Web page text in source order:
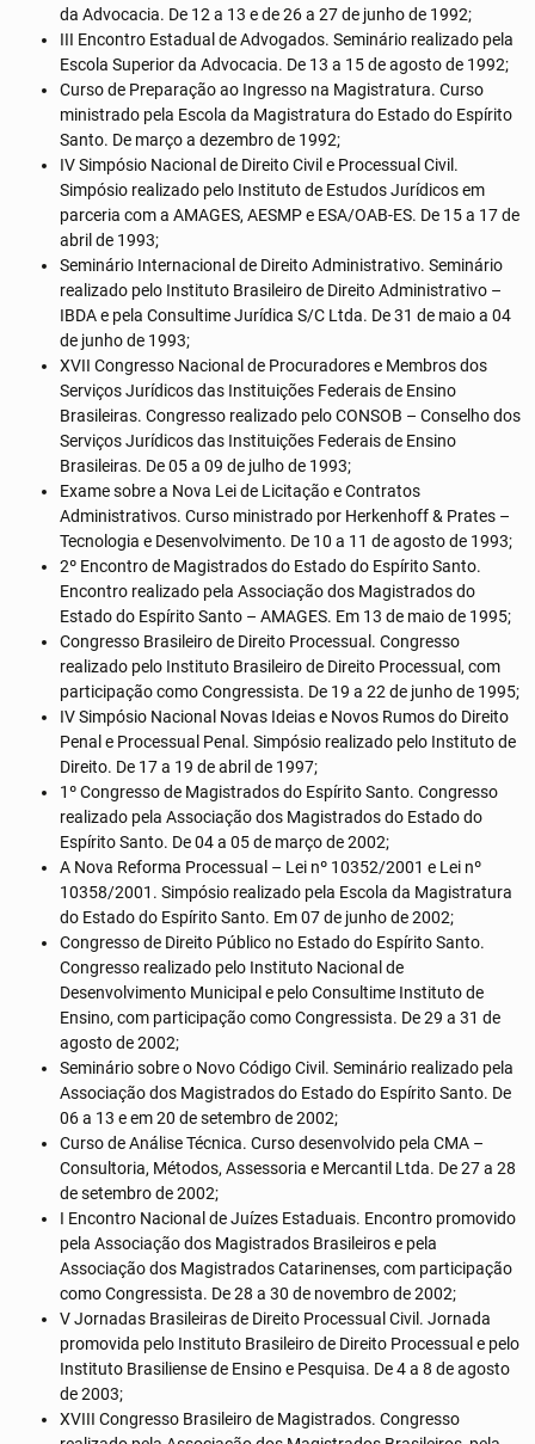
da Advocacia. De 12 a 13 e de 26 a 27 de junho de 1992;
III Encontro Estadual de Advogados. Seminário realizado pela
Escola Superior da Advocacia. De 13 a 15 de agosto de 1992;
Curso de Preparação ao Ingresso na Magistratura. Curso
ministrado pela Escola da Magistratura do Estado do Espírito
Santo. De março a dezembro de 1992;
IV Simpósio Nacional de Direito Civil e Processual Civil.
Simpósio realizado pelo Instituto de Estudos Jurídicos em
parceria com a AMAGES, AESMP e ESA/OAB-ES. De 15 a 17 de
abril de 1993;
Seminário Internacional de Direito Administrativo. Seminário
realizado pelo Instituto Brasileiro de Direito Administrativo –
IBDA e pela Consultime Jurídica S/C Ltda. De 31 de maio a 04
de junho de 1993;
XVII Congresso Nacional de Procuradores e Membros dos
Serviços Jurídicos das Instituições Federais de Ensino
Brasileiras. Congresso realizado pelo CONSOB – Conselho dos
Serviços Jurídicos das Instituições Federais de Ensino
Brasileiras. De 05 a 09 de julho de 1993;
Exame sobre a Nova Lei de Licitação e Contratos
Administrativos. Curso ministrado por Herkenhoff & Prates –
Tecnologia e Desenvolvimento. De 10 a 11 de agosto de 1993;
2º Encontro de Magistrados do Estado do Espírito Santo.
Encontro realizado pela Associação dos Magistrados do
Estado do Espírito Santo – AMAGES. Em 13 de maio de 1995;
Congresso Brasileiro de Direito Processual. Congresso
realizado pelo Instituto Brasileiro de Direito Processual, com
participação como Congressista. De 19 a 22 de junho de 1995;
IV Simpósio Nacional Novas Ideias e Novos Rumos do Direito
Penal e Processual Penal. Simpósio realizado pelo Instituto de
Direito. De 17 a 19 de abril de 1997;
1º Congresso de Magistrados do Espírito Santo. Congresso
realizado pela Associação dos Magistrados do Estado do
Espírito Santo. De 04 a 05 de março de 2002;
A Nova Reforma Processual – Lei nº 10352/2001 e Lei nº
10358/2001. Simpósio realizado pela Escola da Magistratura
do Estado do Espírito Santo. Em 07 de junho de 2002;
Congresso de Direito Público no Estado do Espírito Santo.
Congresso realizado pelo Instituto Nacional de
Desenvolvimento Municipal e pelo Consultime Instituto de
Ensino, com participação como Congressista. De 29 a 31 de
agosto de 2002;
Seminário sobre o Novo Código Civil. Seminário realizado pela
Associação dos Magistrados do Estado do Espírito Santo. De
06 a 13 e em 20 de setembro de 2002;
Curso de Análise Técnica. Curso desenvolvido pela CMA –
Consultoria, Métodos, Assessoria e Mercantil Ltda. De 27 a 28
de setembro de 2002;
I Encontro Nacional de Juízes Estaduais. Encontro promovido
pela Associação dos Magistrados Brasileiros e pela
Associação dos Magistrados Catarinenses, com participação
como Congressista. De 28 a 30 de novembro de 2002;
V Jornadas Brasileiras de Direito Processual Civil. Jornada
promovida pelo Instituto Brasileiro de Direito Processual e pelo
Instituto Brasiliense de Ensino e Pesquisa. De 4 a 8 de agosto
de 2003;
XVIII Congresso Brasileiro de Magistrados. Congresso